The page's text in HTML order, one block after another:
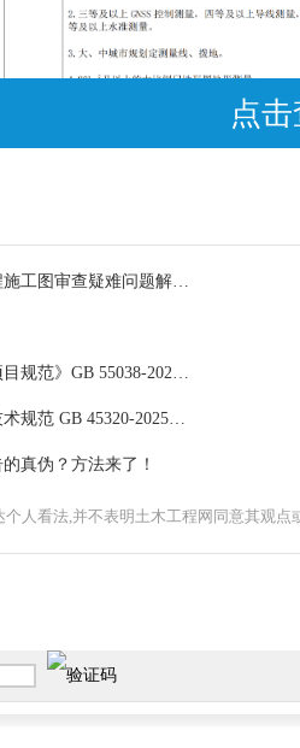
点
图审查疑难问题解析（20
》GB 55038-2025全章节
GB 45320-2025发布，
真伪？方法来了！
个人看法,并不表明土木工程网同意其观点